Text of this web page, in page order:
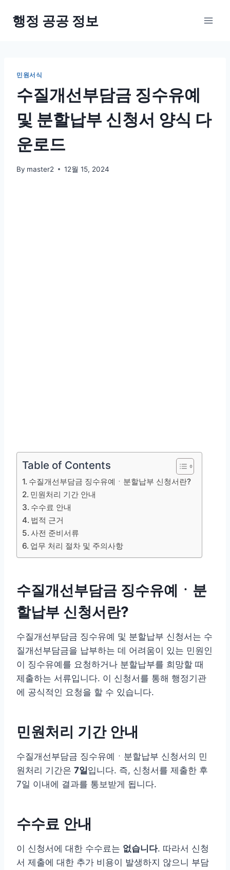
행정 공공 정보
민원서식
수질개선부담금 징수유예
및 분할납부 신청서 양식 다
운로드
By master2 12월 15, 2024
Table of Contents
수질개선부담금 징수유예ㆍ분할납부 신청서란?
민원처리 기간 안내
수수료 안내
법적 근거
사전 준비서류
업무 처리 절차 및 주의사항
수질개선부담금 징수유예ㆍ분
할납부 신청서란?
수질개선부담금 징수유예 및 분할납부 신청서는 수
질개선부담금을 납부하는 데 어려움이 있는 민원인
이 징수유예를 요청하거나 분할납부를 희망할 때
제출하는 서류입니다. 이 신청서를 통해 행정기관
에 공식적인 요청을 할 수 있습니다.
민원처리 기간 안내
수질개선부담금 징수유예ㆍ분할납부 신청서의 민
원처리 기간은 7일입니다. 즉, 신청서를 제출한 후
7일 이내에 결과를 통보받게 됩니다.
수수료 안내
이 신청서에 대한 수수료는 없습니다. 따라서 신청
서 제출에 대한 추가 비용이 발생하지 않으니 부담